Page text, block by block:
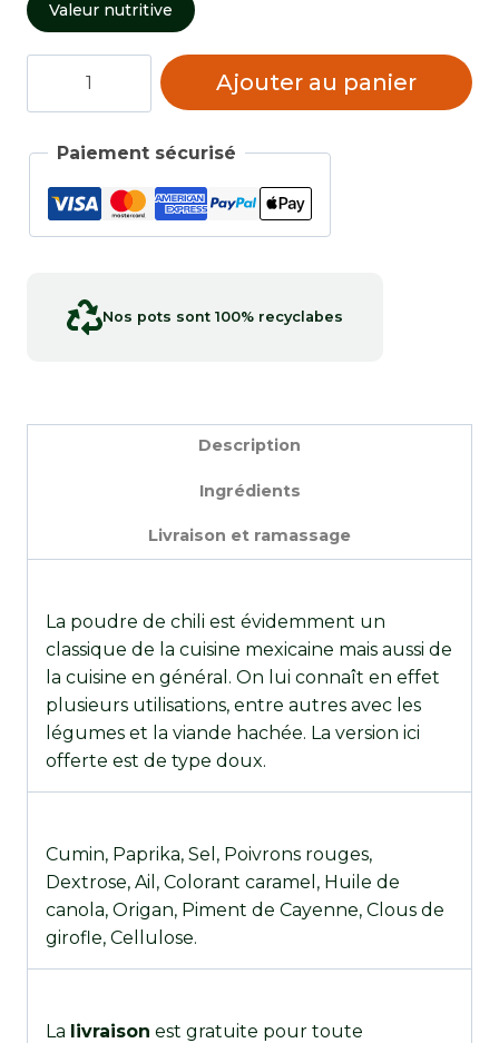
Valeur nutritive
à
mexicaine
Ajouter au panier
Paiement sécurisé
Nos pots sont 100% recyclabes
Description
Ingrédients
Livraison et ramassage
La poudre de chili est évidemment un
classique de la cuisine mexicaine mais aussi de
la cuisine en général. On lui connaît en effet
plusieurs utilisations, entre autres avec les
légumes et la viande hachée. La version ici
offerte est de type doux.
Cumin, Paprika, Sel, Poivrons rouges,
Dextrose, Ail, Colorant caramel, Huile de
canola, Origan, Piment de Cayenne, Clous de
girofle, Cellulose.
La livraison est gratuite pour toute